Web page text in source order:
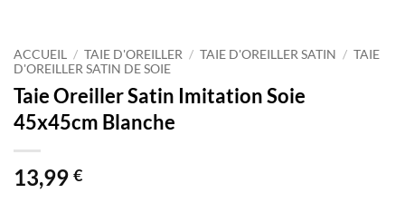
ACCUEIL / TAIE D'OREILLER / TAIE D'OREILLER SATIN / TAIE
D'OREILLER SATIN DE SOIE
Taie Oreiller Satin Imitation Soie
45x45cm Blanche
13,99 €